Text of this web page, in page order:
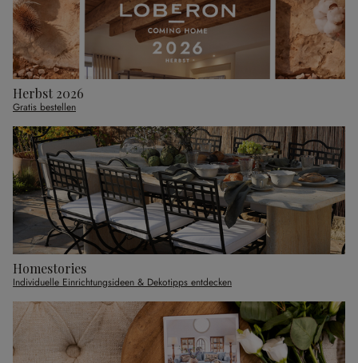
Herbst 2026
Gratis bestellen
Homestories
Individuelle Einrichtungsideen & Dekotipps entdecken